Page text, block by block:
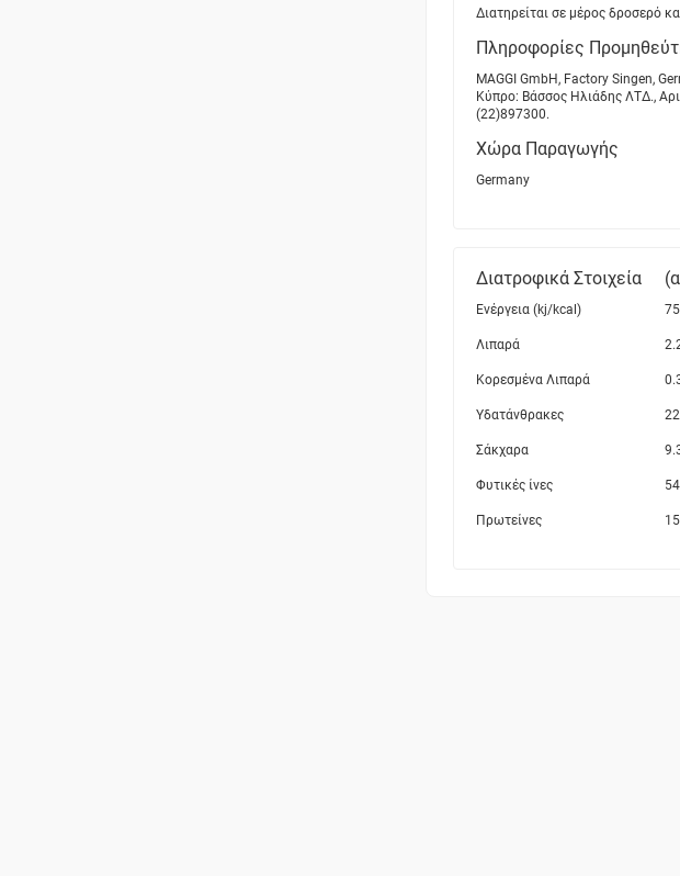
Διατηρείται σε μέρος δροσερό
Πληροφορίες
MAGGI GmbH, Factory Singen,
Κύπρο: Βάσσος Ηλιάδης ΛΤΔ.,
(22)897300.
Χώρα Παραγωγής
Germany
Διατροφικά Στοιχεία
Ενέργεια (kj/kcal)
Λιπαρά
Κορεσμένα Λιπαρά
Υδατάνθρακες
Σάκχαρα
Φυτικές ίνες
Πρωτείνες